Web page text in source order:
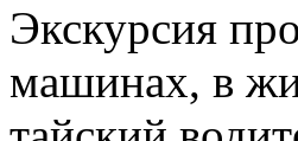
Экскурсия
машинах, в